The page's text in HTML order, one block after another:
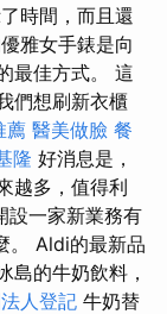
時間，而且還
雅女手錶是向
最佳方式。 這
們想刷新衣櫃
薦 醫美做臉 餐
隆 好消息是，
越多，值得利
設一家新業務有
。 Aldi的最新品
島的牛奶飲料，
人登記 牛奶替